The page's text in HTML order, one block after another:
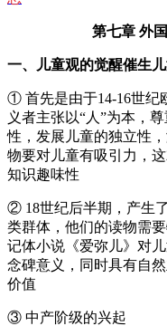
第七章 外
一、儿童观的觉醒催生
① 首先是由于14-16世纪
义者主张以“人”为本，
性，发展儿童的独立性
物要对儿童有吸引力，
知识趣味性
② 18世纪后半期，产生
类群体，他们的读物需
记体小说《爱弥儿》对
念碑意义，同时具有自
价值
③ 中产阶级的兴起